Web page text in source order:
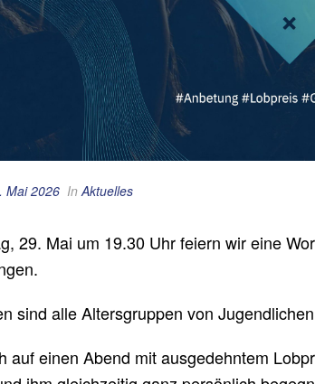
Mai 2026 In Aktuelles
29. Mai um 19.30 Uhr feiern wir eine
sind alle Altersgruppen von
auf einen Abend mit ausgedehntem